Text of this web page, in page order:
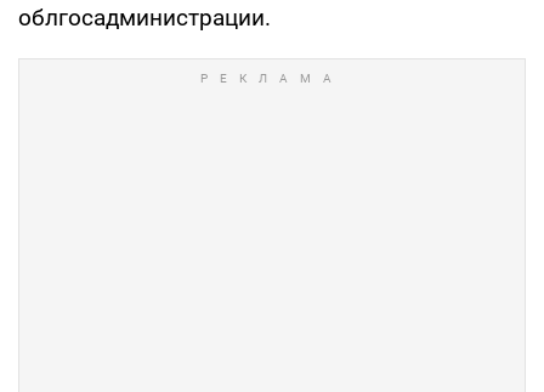
облгосадминистрации.